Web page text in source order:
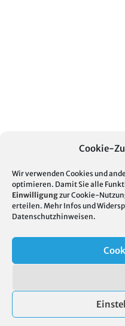
Cookie-
Wir verwenden Cookies und
optimieren. Damit Sie alle
Einwilligungzur Cookie-
erteilen. Mehr Infos und
Datenschutzhinweisen.